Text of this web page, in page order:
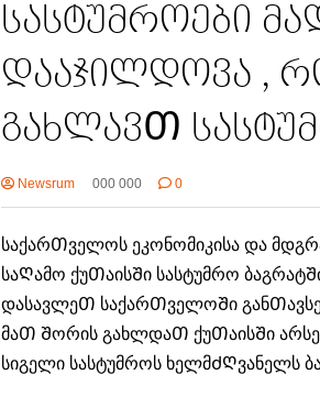
სასტუმროები
დააჯილდოვა ,
გახლავᲗ
Newsrum 000 000 0
საქარᲗველოს ეკონომიკისა და
საᲦამო ქუᲗაისᲨი სასტუმრო
დასავლეᲗ საქარᲗველოᲨი
მაᲗ Შორის გახლდაᲗ ქუᲗაისᲨი
სიგელი სასტუმროს ხელმᲫᲦვანელს